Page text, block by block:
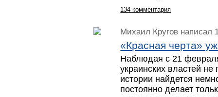
134 комментария
Михаил Кругов написал
«Красная черта»
Наблюдая с 21
украинских властей
истории найдется
постоянно делает